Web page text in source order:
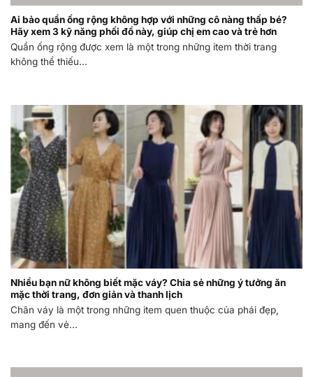
Ai bảo quần ống rộng không hợp với những cô nàng thấp bé?
Hãy xem 3 kỹ năng phối đồ này, giúp chị em cao và trẻ hơn
Quần ống rộng được xem là một trong những item thời trang
không thể thiếu...
Nhiều bạn nữ không biết mặc váy? Chia sẻ những ý tưởng ăn
mặc thời trang, đơn giản và thanh lịch
Chân váy là một trong những item quen thuộc của phái đẹp,
mang đến vẻ...